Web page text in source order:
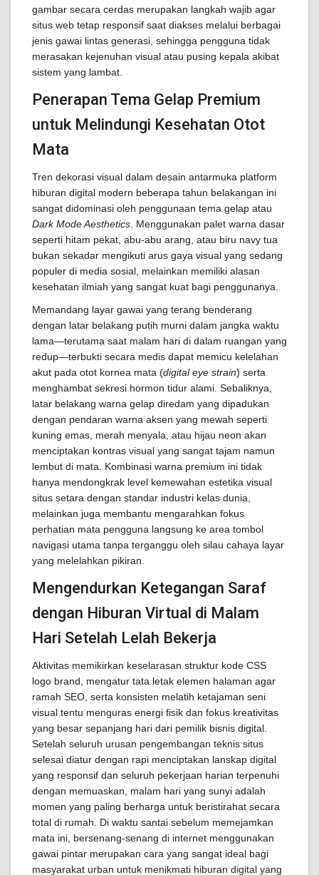
gambar secara cerdas merupakan langkah wajib agar
situs web tetap responsif saat diakses melalui berbagai
jenis gawai lintas generasi, sehingga pengguna tidak
merasakan kejenuhan visual atau pusing kepala akibat
sistem yang lambat.
Penerapan Tema Gelap Premium
untuk Melindungi Kesehatan Otot
Mata
Tren dekorasi visual dalam desain antarmuka platform
hiburan digital modern beberapa tahun belakangan ini
sangat didominasi oleh penggunaan tema gelap atau
Dark Mode Aesthetics . Menggunakan palet warna dasar
seperti hitam pekat, abu-abu arang, atau biru navy tua
bukan sekadar mengikuti arus gaya visual yang sedang
populer di media sosial, melainkan memiliki alasan
kesehatan ilmiah yang sangat kuat bagi penggunanya.
Memandang layar gawai yang terang benderang
dengan latar belakang putih murni dalam jangka waktu
lama—terutama saat malam hari di dalam ruangan yang
redup—terbukti secara medis dapat memicu kelelahan
akut pada otot kornea mata (digital eye strain) serta
menghambat sekresi hormon tidur alami. Sebaliknya,
latar belakang warna gelap diredam yang dipadukan
dengan pendaran warna aksen yang mewah seperti
kuning emas, merah menyala, atau hijau neon akan
menciptakan kontras visual yang sangat tajam namun
lembut di mata. Kombinasi warna premium ini tidak
hanya mendongkrak level kemewahan estetika visual
situs setara dengan standar industri kelas dunia,
melainkan juga membantu mengarahkan fokus
perhatian mata pengguna langsung ke area tombol
navigasi utama tanpa terganggu oleh silau cahaya layar
yang melelahkan pikiran.
Mengendurkan Ketegangan Saraf
dengan Hiburan Virtual di Malam
Hari Setelah Lelah Bekerja
Aktivitas memikirkan keselarasan struktur kode CSS
logo brand, mengatur tata letak elemen halaman agar
ramah SEO, serta konsisten melatih ketajaman seni
visual tentu menguras energi fisik dan fokus kreativitas
yang besar sepanjang hari dari pemilik bisnis digital.
Setelah seluruh urusan pengembangan teknis situs
selesai diatur dengan rapi menciptakan lanskap digital
yang responsif dan seluruh pekerjaan harian terpenuhi
dengan memuaskan, malam hari yang sunyi adalah
momen yang paling berharga untuk beristirahat secara
total di rumah. Di waktu santai sebelum memejamkan
mata ini, bersenang-senang di internet menggunakan
gawai pintar merupakan cara yang sangat ideal bagi
masyarakat urban untuk menikmati hiburan digital yang